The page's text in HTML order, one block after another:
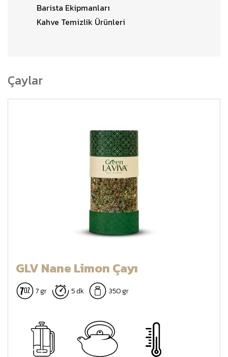
Barista Ekipmanları
Kahve Temizlik Ürünleri
Çaylar
GLV Nane Limon Çayı
7 gr 5 dk 350 gr